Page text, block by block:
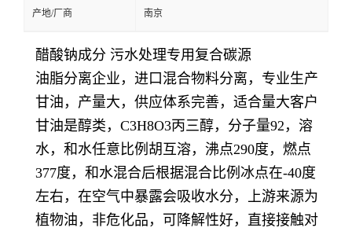
产地/厂商 南京
醋酸钠成分 污水处理专用复合碳源
油脂分离企业，进口混合物料分离，专业生产
甘油，产量大，供应体系完善，适合量大客户
甘油是醇类，C3H8O3丙三醇，分子量92，溶
水，和水任意比例胡互溶，沸点290度，燃点
377度，和水混合后根据混合比例冰点在-40度
左右，在空气中暴露会吸收水分，上游来源为
植物油，非危化品，可降解性好，直接接触对